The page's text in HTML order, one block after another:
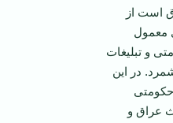
است از
معمول
و تبليغات
در اين
عراق و